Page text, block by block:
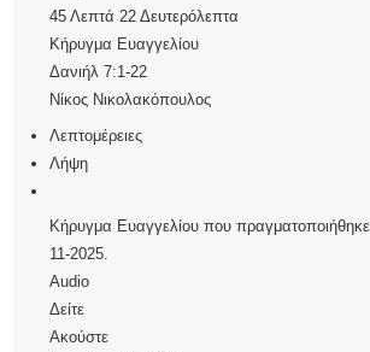
45 Λεπτά 22 Δευτερόλεπτα
Κήρυγμα Ευαγγελίου
Δανιήλ 7:1-22
Νίκος Νικολακόπουλος
Λεπτομέρειες
Λήψη
Κήρυγμα Ευαγγελίου που
11-2025.
Audio
Δείτε
Ακούστε